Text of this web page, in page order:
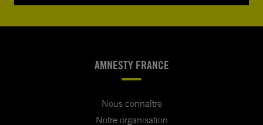
AMNESTY FRANCE
Nous connaître
Notre organisation